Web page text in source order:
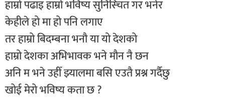
हाम्रो पढाइ हाम्रो भविष्य सुनिस्चित गर भनेर
केहीले हो मा हो पनि लगाए
तर हाम्रो बिदम्बना भनौ या यो देशको
हाम्रो देशका अभिभावक भने मौन नै छन
अनि म भने उहीँ झ्यालमा बसि एउतै प्रश्न गर्दैछु
खोई मेरो भविष्य कता छ ?